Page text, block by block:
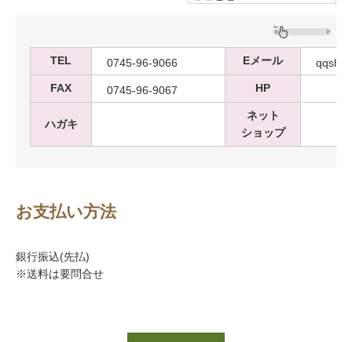
TEL 0745-96-9066 Eメール
FAX
0745-96-9067 HP
ハガキ
ネット
ショップ
お支払い方法
銀行振込(先払)
※送料は要問合せ